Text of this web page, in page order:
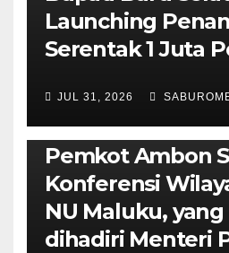
Launching
Serentak 1 Juta
JUL 31, 2026
AMBON METRO JURNALISME AKTIVIS
POLITIK & PEMERINTAHAN
Pemkot Ambon
Konferensi
NU Maluku,
dihadiri Menteri